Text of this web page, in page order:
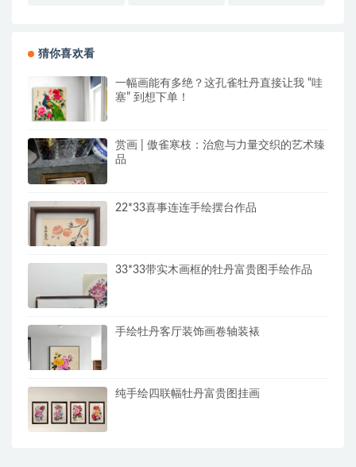
猜你喜欢看
一幅画能有多绝？这孔雀牡丹直接让我 “哇
塞” 到想下单！
赏画 | 傲雀寒枝：治愈与力量交织的艺术臻
品
22*33喜事连连手绘摆台作品
33*33带实木画框的牡丹富贵图手绘作品
手绘牡丹客厅装饰画卷轴装裱
纯手绘四联幅牡丹富贵图挂画